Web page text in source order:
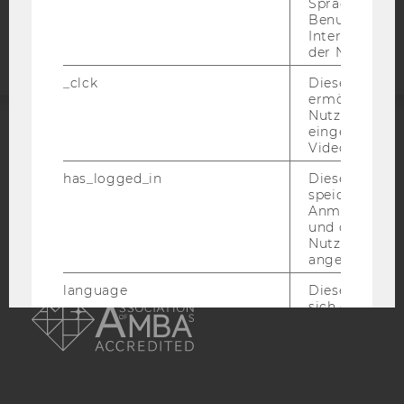
EQUIS
AMBA
Sprache,
der Nutzer*in
_clck
Dieses Cookie
ermöglicht
Nutzung des
Video Players
has_logged_in
Dieses Cookie
speichert
und ob sich
Nutzer*in
angemeldet
language
Dieses
sich die